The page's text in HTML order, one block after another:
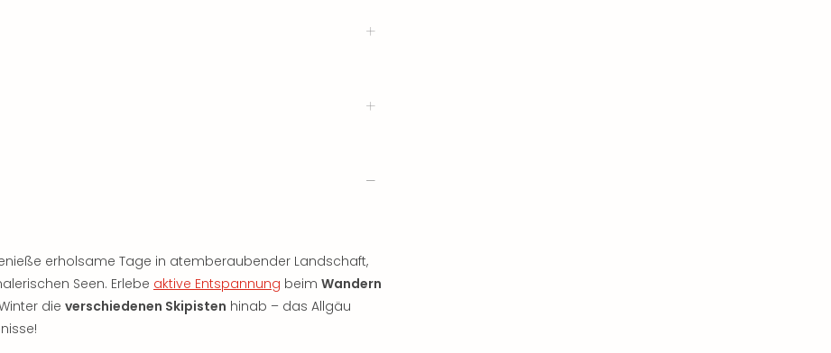
erholsame Tage in atemberaubender Landschaft,
Seen. Erlebe aktive Entspannung beim Wandern
die verschiedenen Skipisten hinab – das Allgäu